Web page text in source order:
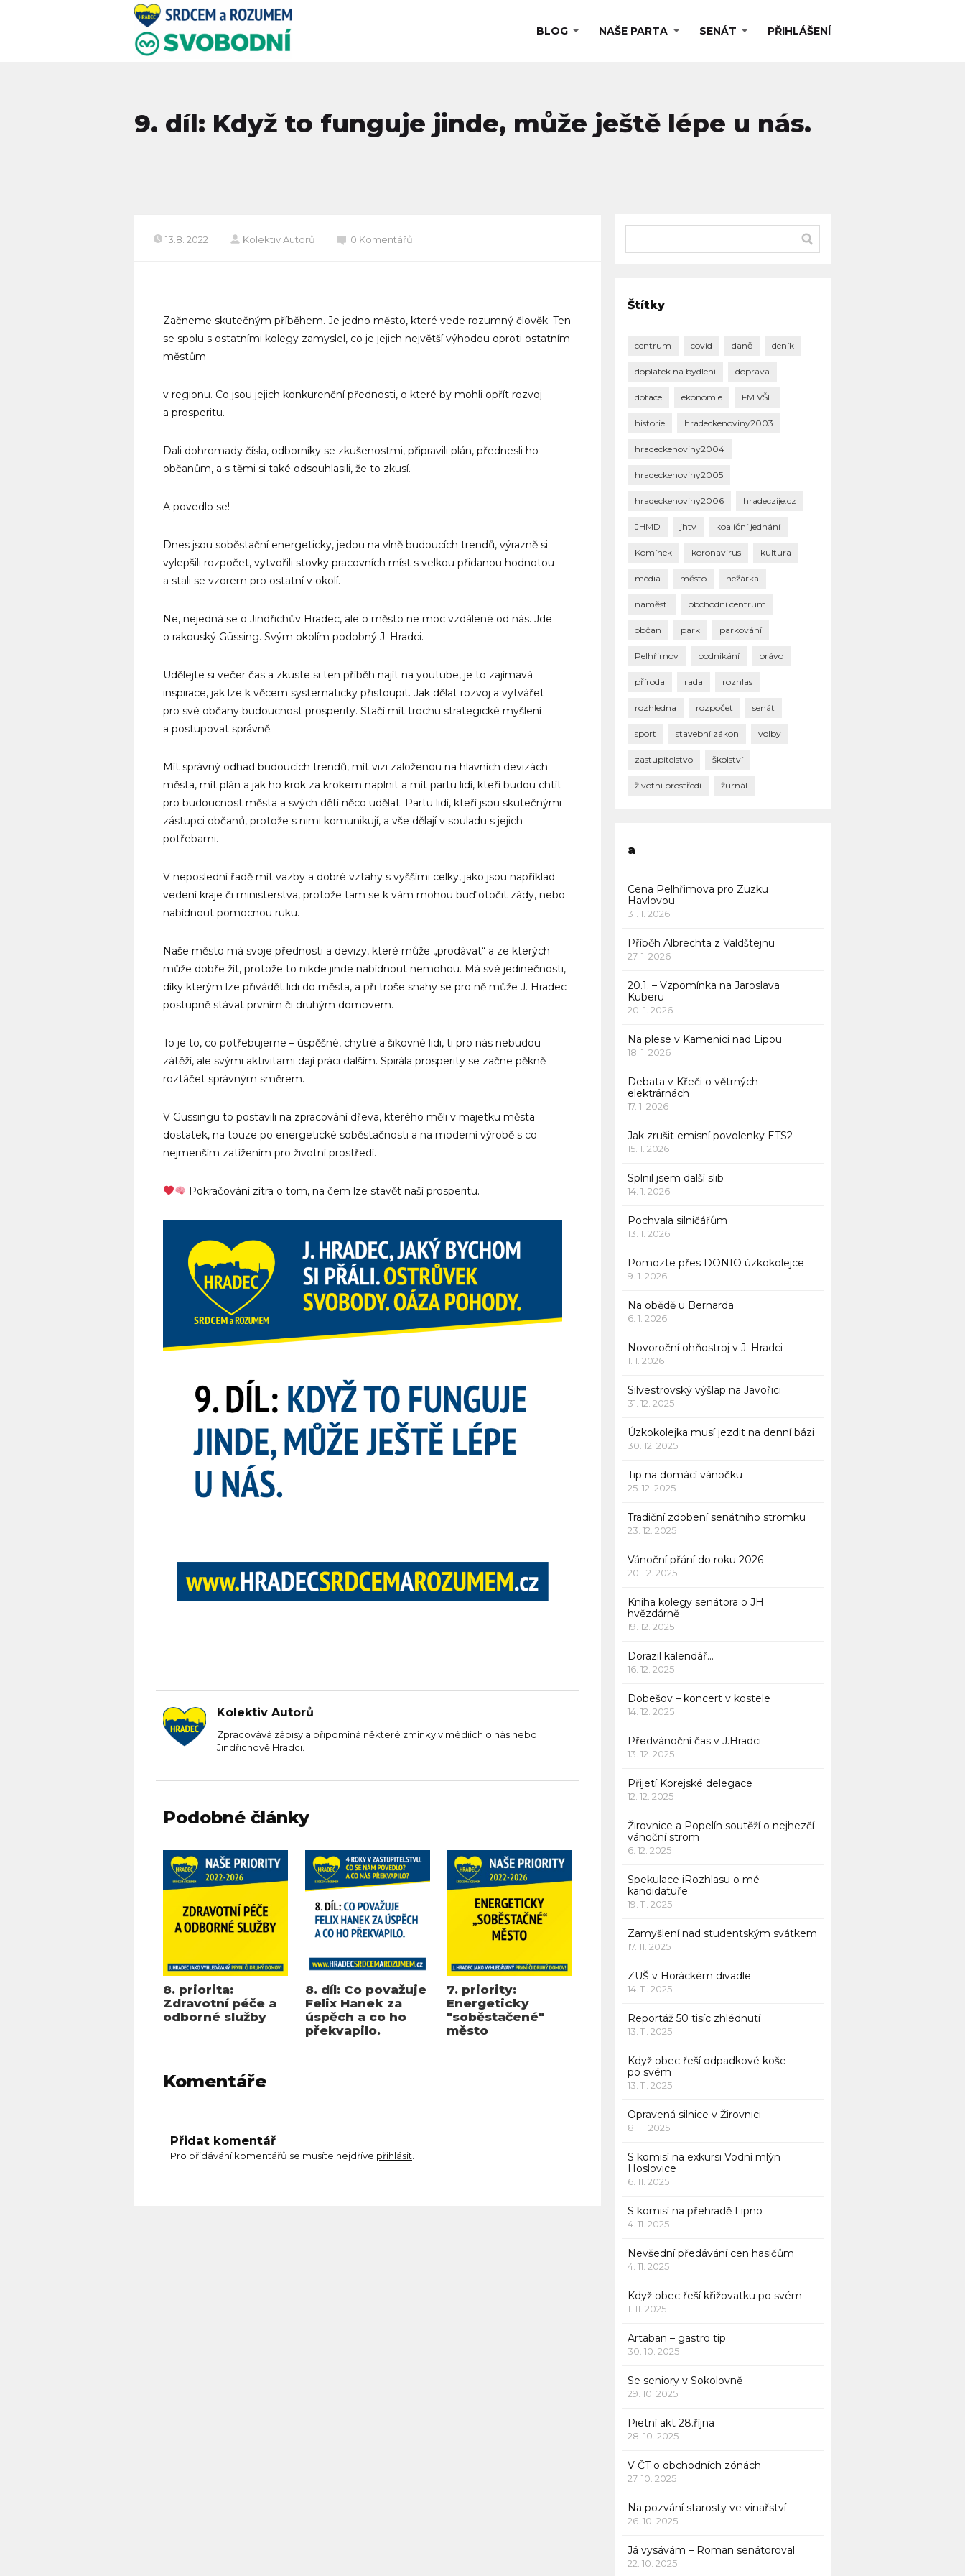
BLOG NAŠE PARTA SENÁT PŘIHLÁŠENÍ
9. díl: Když to funguje jinde, může ještě lépe u nás.
13.8. 2022 Kolektiv Autorů 0 Komentářů
Začneme skutečným příběhem. Je jedno město, které vede rozumný člověk. Ten
se spolu s ostatními kolegy zamyslel, co je jejich největší výhodou oproti ostatním
městům
v regionu. Co jsou jejich konkurenční přednosti, o které by mohli opřít rozvoj
a prosperitu.
Dali dohromady čísla, odborníky se zkušenostmi, připravili plán, přednesli ho
občanům, a s těmi si také odsouhlasili, že to zkusí.
A povedlo se!
Dnes jsou soběstační energeticky, jedou na vlně budoucích trendů, výrazně si
vylepšili rozpočet, vytvořili stovky pracovních míst s velkou přidanou hodnotou
a stali se vzorem pro ostatní v okolí.
Ne, nejedná se o Jindřichův Hradec, ale o město ne moc vzdálené od nás. Jde
o rakouský Güssing. Svým okolím podobný J. Hradci.
Udělejte si večer čas a zkuste si ten příběh najít na youtube, je to zajímavá
inspirace, jak lze k věcem systematicky přistoupit. Jak dělat rozvoj a vytvářet
pro své občany budoucnost prosperity. Stačí mít trochu strategické myšlení
a postupovat správně.
Mít správný odhad budoucích trendů, mít vizi založenou na hlavních devizách
města, mít plán a jak ho krok za krokem naplnit a mít partu lidí, kteří budou chtít
pro budoucnost města a svých dětí něco udělat. Partu lidí, kteří jsou skutečnými
zástupci občanů, protože s nimi komunikují, a vše dělají v souladu s jejich
potřebami.
V neposlední řadě mít vazby a dobré vztahy s vyššími celky, jako jsou například
vedení kraje či ministerstva, protože tam se k vám mohou buď otočit zády, nebo
nabídnout pomocnou ruku.
Naše město má svoje přednosti a devizy, které může „prodávat“ a ze kterých
může dobře žít, protože to nikde jinde nabídnout nemohou. Má své jedinečnosti,
díky kterým lze přivádět lidi do města, a při troše snahy se pro ně může J. Hradec
postupně stávat prvním či druhým domovem.
To je to, co potřebujeme – úspěšné, chytré a šikovné lidi, ti pro nás nebudou
zátěží, ale svými aktivitami dají práci dalším. Spirála prosperity se začne pěkně
roztáčet správným směrem.
V Güssingu to postavili na zpracování dřeva, kterého měli v majetku města
dostatek, na touze po energetické soběstačnosti a na moderní výrobě s co
nejmenším zatížením pro životní prostředí.
Pokračování zítra o tom, na čem lze stavět naší prosperitu.
Kolektiv Autorů
Zpracovává zápisy a připomíná některé zmínky v médiích o nás nebo
Jindřichově Hradci.
Podobné články
8. priorita:
Zdravotní péče a
odborné služby
8. díl: Co považuje
Felix Hanek za
úspěch a co ho
překvapilo.
7. priority:
Energeticky
"soběstačené"
město
Komentáře
Přidat komentář
Pro přidávání komentářů se musíte nejdříve přihlásit
Štítky
centrum covid daně deník
doplatek na bydlení doprava
dotace ekonomie FM VŠE
historie hradeckenoviny2003
hradeckenoviny2004
hradeckenoviny2005
hradeckenoviny2006 hradeczije.cz
JHMD jhtv koaliční jednání
Komínek koronavirus kultura
média město nežárka
náměstí obchodní centrum
občan park parkování
Pelhřimov podnikání právo
příroda rada rozhlas
rozhledna rozpočet senát
sport stavební zákon volby
zastupitelstvo školství
životní prostředí žurnál
a
Cena Pelhřimova pro Zuzku
Havlovou
31. 1. 2026
Příběh Albrechta z Valdštejnu
27. 1. 2026
20.1. – Vzpomínka na Jaroslava
Kuberu
20. 1. 2026
Na plese v Kamenici nad Lipou
18. 1. 2026
Debata v Křeči o větrných
elektrárnách
17. 1. 2026
Jak zrušit emisní povolenky ETS2
15. 1. 2026
Splnil jsem další slib
14. 1. 2026
Pochvala silničářům
13. 1. 2026
Pomozte přes DONIO úzkokolejce
9. 1. 2026
Na obědě u Bernarda
6. 1. 2026
Novoroční ohňostroj v J. Hradci
1. 1. 2026
Silvestrovský výšlap na Javořici
31. 12. 2025
Úzkokolejka musí jezdit na denní bázi
30. 12. 2025
Tip na domácí vánočku
25. 12. 2025
Tradiční zdobení senátního stromku
23. 12. 2025
Vánoční přání do roku 2026
20. 12. 2025
Kniha kolegy senátora o JH
hvězdárně
19. 12. 2025
Dorazil kalendář…
16. 12. 2025
Dobešov – koncert v kostele
14. 12. 2025
Předvánoční čas v J.Hradci
13. 12. 2025
Přijetí Korejské delegace
12. 12. 2025
Žirovnice a Popelín soutěží o nejhezčí
vánoční strom
6. 12. 2025
Spekulace iRozhlasu o mé
kandidatuře
19. 11. 2025
Zamyšlení nad studentským svátkem
17. 11. 2025
ZUŠ v Horáckém divadle
14. 11. 2025
Reportáž 50 tisíc zhlédnutí
13. 11. 2025
Když obec řeší odpadkové koše
po svém
13. 11. 2025
Opravená silnice v Žirovnici
8. 11. 2025
S komisí na exkursi Vodní mlýn
Hoslovice
6. 11. 2025
S komisí na přehradě Lipno
4. 11. 2025
Nevšední předávání cen hasičům
4. 11. 2025
Když obec řeší křižovatku po svém
1. 11. 2025
Artaban – gastro tip
30. 10. 2025
Se seniory v Sokolovně
29. 10. 2025
Pietní akt 28.října
28. 10. 2025
V ČT o obchodních zónách
27. 10. 2025
Na pozvání starosty ve vinařství
26. 10. 2025
Já vysávám – Roman senátoroval
22. 10. 2025